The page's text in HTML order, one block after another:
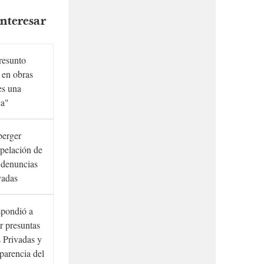
obras
una
de
a
presuntas
Privadas y
del